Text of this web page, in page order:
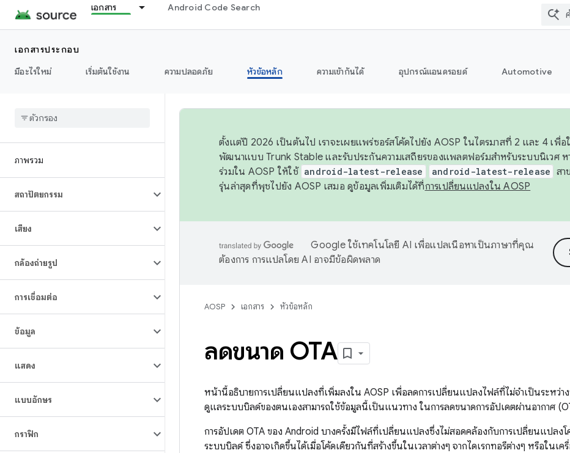
เอกสาร Android Code Search
เอกสารประกอบ
มีอะไรใหม่
เริ่มต้นใช้งาน ความปลอดภัย หัวข้อหลัก ความเข้ากันได้ อุปกรณ์แอนดรอยด์ Automotive
ภาพรวม
สถาปัตยกรรม
เสียง
กล้องถ่ายรูป
การเชื่อมต่อ
ข้อมูล
แสดง
แบบอักษร
กราฟิก
ตั้งแต่ปี 2026 เป็นต้นไป เราจะเผยแพร่ซอร์สโค้ดไปยัง AOSP ในไตรมาสที่ 2 และ 4 เพื่อ
พัฒนาแบบ Trunk Stable และรับประกันความเสถียรของแพลตฟอร์มสำหรับระบบนิเวศ ห
ร่วมใน AOSP ให้ใช้ android-latest-release android-latest-release สา
รุ่นล่าสุดที่พุชไปยัง AOSP เสมอ ดูข้อมูลเพิ่มเติมได้ที่การเปลี่ยนแปลงใน AOSP
Google ใช้เทคโนโลยี AI เพื่อแปลเนื้อหาเป็นภาษาที่คุณ
ต้องการ การแปลโดย AI อาจมีข้อผิดพลาด
AOSP เอกสาร หัวข้อหลัก
ลดขนาด OTA
หน้านี้อธิบายการเปลี่ยนแปลงที่เพิ่มลงใน AOSP เพื่อลดการเปลี่ยนแปลงไฟล์ที่ไม่จำเป็นระหว่
ดูแลระบบบิลด์ของตนเองสามารถใช้ข้อมูลนี้เป็นแนวทาง ในการลดขนาดการอัปเดตผ่านอากาศ
การอัปเดต OTA ของ Android บางครั้งมีไฟล์ที่เปลี่ยนแปลงซึ่งไม่สอดคล้องกับการเปลี่ยนแปลง
ระบบบิลด์ ซึ่งอาจเกิดขึ้นได้เมื่อโค้ดเดียวกันที่สร้างขึ้นในเวลาต่างๆ จากไดเรกทอรีต่างๆ หรือในเค